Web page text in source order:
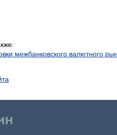
межбанковского валютного